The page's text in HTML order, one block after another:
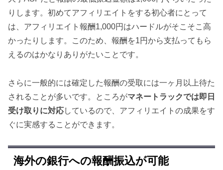
りします。初めてアフィリエイトをする初心者にとって
は、アフィリエイト報酬1,000円はハードルがそこそこ高
かったりします。このため、報酬を1円から支払ってもら
えるのはかなりありがたいことです。
さらに一般的には確定した報酬の受取には一ヶ月以上待た
されることが多いです。ところがマネートラックでは即日
受け取りに対応しているので、アフィリエイトの成果をす
ぐに実感することができます。
海外の銀行への報酬振込が可能